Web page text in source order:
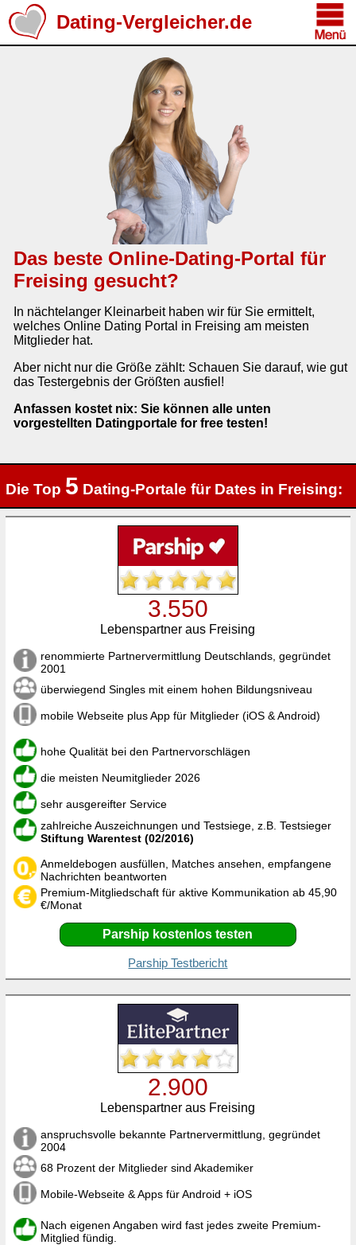
Dating-Vergleicher.de
Das beste Online-Dating-Portal für
Freising gesucht?
In nächtelanger Kleinarbeit haben wir für Sie ermittelt,
welches Online Dating Portal in Freising am meisten
Mitglieder hat.
Aber nicht nur die Größe zählt: Schauen Sie darauf, wie gut
das Testergebnis der Größten ausfiel!
Anfassen kostet nix: Sie können alle unten
vorgestellten Datingportale for free testen!
Die Top 5 Dating-Portale für Dates in Freising:
3.550
Lebenspartner aus Freising
renommierte Partnervermittlung Deutschlands, gegründet
2001
überwiegend Singles mit einem hohen Bildungsniveau
mobile Webseite plus App für Mitglieder (iOS & Android)
hohe Qualität bei den Partnervorschlägen
die meisten Neumitglieder 2026
sehr ausgereifter Service
zahlreiche Auszeichnungen und Testsiege, z.B. Testsieger
Stiftung Warentest (02/2016)
Anmeldebogen ausfüllen, Matches ansehen, empfangene
Nachrichten beantworten
Premium-Mitgliedschaft für aktive Kommunikation ab 45,90
€/Monat
Parship kostenlos testen
Parship Testbericht
2.900
Lebenspartner aus Freising
anspruchsvolle bekannte Partnervermittlung, gegründet
2004
68 Prozent der Mitglieder sind Akademiker
Mobile-Webseite & Apps für Android + iOS
Nach eigenen Angaben wird fast jedes zweite Premium-
Mitglied fündig.